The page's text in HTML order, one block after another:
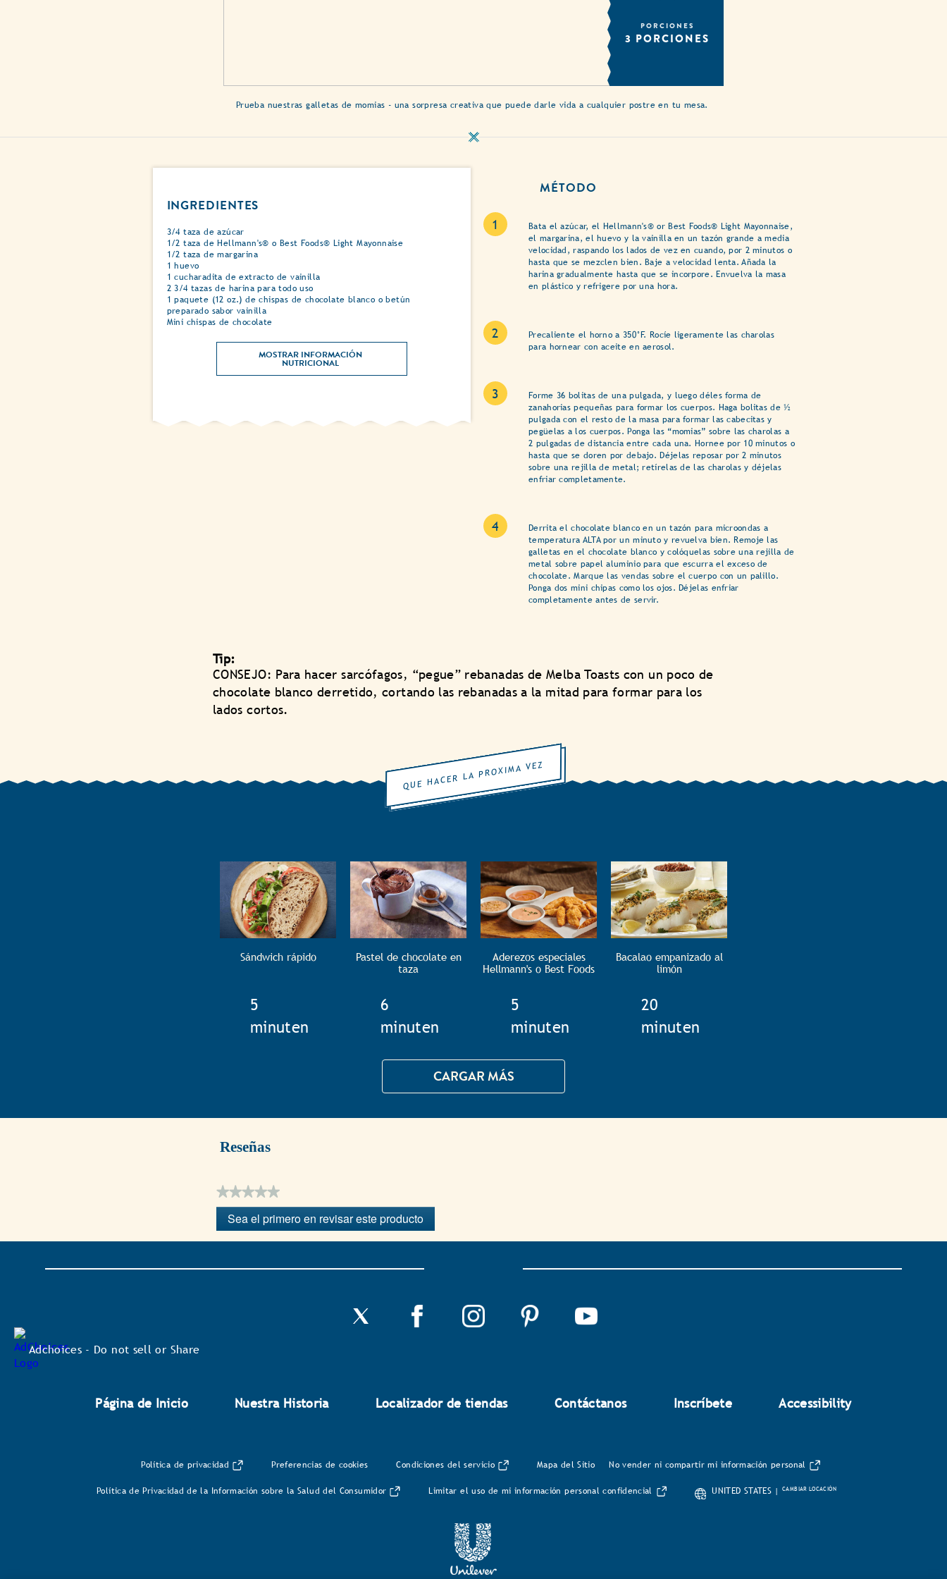
PORCIONES
3 PORCIONES
Prueba nuestras galletas de momias - una sorpresa creativa que puede darle vida a cualquier postre en tu mesa.
INGREDIENTES
3/4 taza de azúcar
1/2 taza de Hellmann's® o Best Foods® Light Mayonnaise
1/2 taza de margarina
1 huevo
1 cucharadita de extracto de vainilla
2 3/4 tazas de harina para todo uso
1 paquete (12 oz.) de chispas de chocolate blanco o betún
preparado sabor vainilla
Mini chispas de chocolate
MOSTRAR INFORMACIÓN
MÉTODO
Bata el azúcar, el Hellmann's® or Best Foods® Light Mayonnaise,
el margarina, el huevo y la vainilla en un tazón grande a media
velocidad, raspando los lados de vez en cuando, por 2 minutos o
hasta que se mezclen bien. Baje a velocidad lenta. Añada la
harina gradualmente hasta que se incorpore. Envuelva la masa
en plástico y refrigere por una hora.
Precaliente el horno a 350°F. Rocíe ligeramente las charolas
para hornear con aceite en aerosol.
Forme 36 bolitas de una pulgada, y luego déles forma de
zanahorias pequeñas para formar los cuerpos. Haga bolitas de ½
pulgada con el resto de la masa para formar las cabecitas y
pegüelas a los cuerpos. Ponga las “momias” sobre las charolas a
2 pulgadas de distancia entre cada una. Hornee por 10 minutos o
hasta que se doren por debajo. Déjelas reposar por 2 minutos
sobre una rejilla de metal; retírelas de las charolas y déjelas
enfriar completamente.
Derrita el chocolate blanco en un tazón para microondas a
temperatura ALTA por un minuto y revuelva bien. Remoje las
galletas en el chocolate blanco y colóquelas sobre una rejilla de
metal sobre papel aluminio para que escurra el exceso de
chocolate. Marque las vendas sobre el cuerpo con un palillo.
Ponga dos mini chipas como los ojos. Déjelas enfriar
completamente antes de servir.
Tip:
CONSEJO: Para hacer sarcófagos, “pegue” rebanadas de Melba Toasts con un poco de
chocolate blanco derretido, cortando las rebanadas a la mitad para formar para los
lados cortos.
QUE HACER LA PROXIMA VEZ
Sándwich rápido
TotalTime
5
minuten
Pastel de chocolate en
taza
TotalTime
6
minuten
Aderezos especiales
Hellmann's o Best Foods
TotalTime
5
minuten
Bacalao empanizado al
limón
TotalTime
20
minuten
CARGAR MÁS
Reseñas
★★★★★
Sin
puntuación
Sea el primero en revisar este producto
.
Con
acción
Adchoices - Do not sell or Share
Página de Inicio Nuestra Historia Localizador de tiendas Contáctanos Inscríbete Accessibility
Política de privacidad Preferencias de cookies Condiciones del servicio Mapa del Sitio No vender ni compartir mi información personal
Política de Privacidad de la Información sobre la Salud del Consumidor Limitar el uso de mi información personal confidencial UNITED STATES |CAMBIAR LOCACIÓN